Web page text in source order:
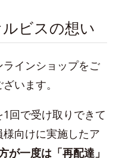
ルビスの想い
インショップをご
います。
回で受け取りできて
向けに実施したア
が一度は「再配達」